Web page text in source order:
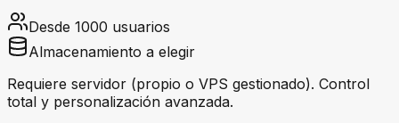
Desde 1000 usuarios
Almacenamiento a elegir
Requiere servidor (propio o VPS gestionado). Control
total y personalización avanzada.